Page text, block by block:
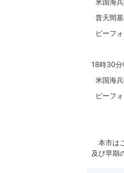
米国海
普天間
ピーフ
18時30分
米国海
ピーフ
本市は
及び早期